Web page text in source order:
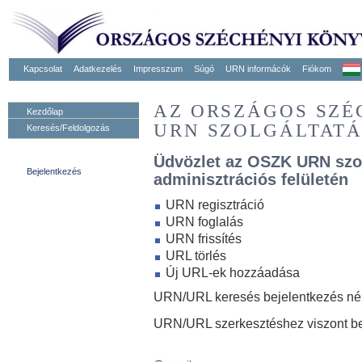
Kapcsolat Adatkezelés Impresszum Súgó URN informácók Fiókom
Kezdőlap
Keresés/Feldolgozás
Bejelentkezés
AZ ORSZÁGOS
URN
Üdvözlet az OSZK URN
adminisztrációs felületén
URN regisztráció
URN foglalás
URN frissítés
URL törlés
Új URL-ek hozzáadása
URN/URL keresés bejelentkezés
URN/URL szerkesztéshez viszont